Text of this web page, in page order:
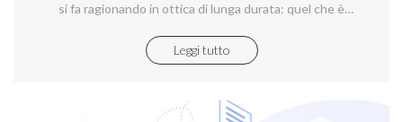
si fa ragionando in ottica di lunga durata: quel che è
ordine nella propria casella di posta, eliminando ciò che non è
immediatamente utile, quel che si è già gestito, quel che non
che occupa spazio sulla casella e sull’interfaccia.
Leggi tutto